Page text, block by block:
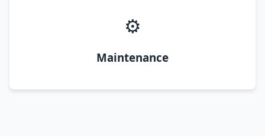
⚙️
Maintenance